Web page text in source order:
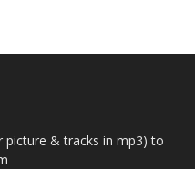
picture & tracks in mp3) to